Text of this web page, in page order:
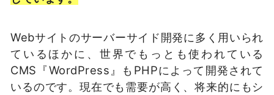
Webサイトのサーバーサイド開発に多く用いられ
ているほかに、世界でもっとも使われている
CMS『WordPress』もPHPによって開発されて
いるのです。現在でも需要が高く、将来的にもシ